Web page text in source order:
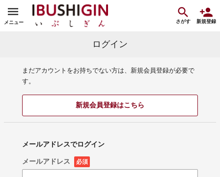
メニュー さがす 新規登録
ログイン
まだアカウントをお持ちでない方は、新規会員登録が必要で
す。
新規会員登録はこちら
メールアドレスでログイン
メールアドレス 必須